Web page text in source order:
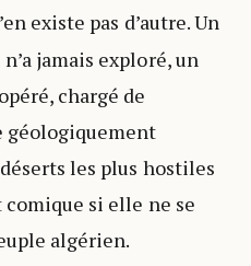
existe pas d’autre. Un
jamais exploré, un
chargé de
géologiquement
les plus hostiles
comique si elle ne se
algérien.